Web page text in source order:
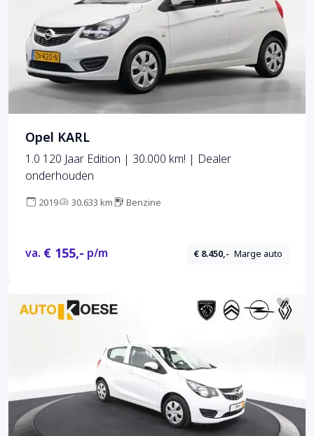
Opel KARL
1.0 120 Jaar Edition | 30.000 km! | Dealer
onderhouden
2019 30.633 km Benzine
va. € 155,- p/m € 8.450,- Marge auto